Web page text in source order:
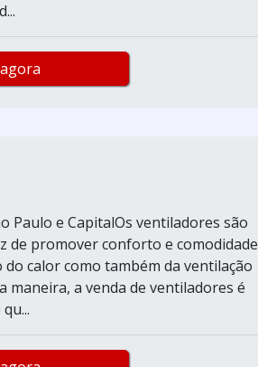
Paulo e CapitalOs ventiladores são
de promover conforto e comodidade
calor como também da ventilação
maneira, a venda de ventiladores é